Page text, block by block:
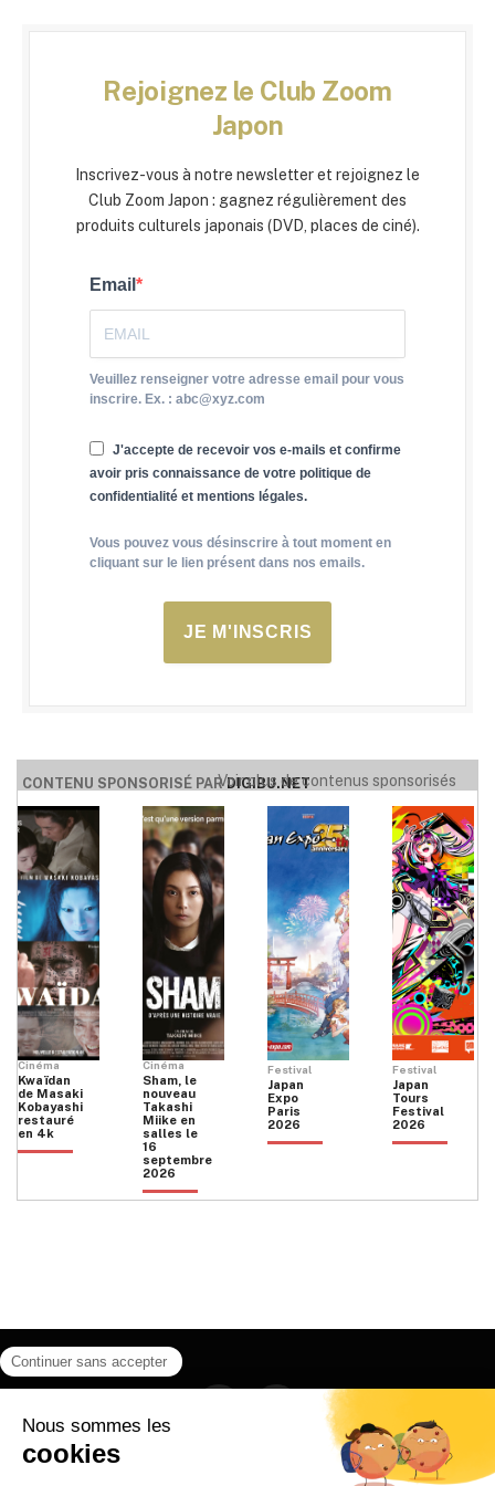
Rejoignez le Club Zoom
Japon
Inscrivez-vous à notre newsletter et rejoignez le
Club Zoom Japon : gagnez régulièrement des
produits culturels japonais (DVD, places de ciné).
Email
Veuillez renseigner votre adresse email pour vous
inscrire. Ex. : abc@xyz.com
J'accepte de recevoir vos e-mails et confirme
avoir pris connaissance de votre politique de
confidentialité et mentions légales.
Vous pouvez vous désinscrire à tout moment en
cliquant sur le lien présent dans nos emails.
JE M'INSCRIS
CONTENU SPONSORISÉ PARDIGIBU.NET
Voir plus de contenus sponsorisés
Cinéma
Kwaïdan
de Masaki
Kobayashi
restauré
en 4k
Cinéma
Sham, le
nouveau
Takashi
Miike en
salles le
16
septembre
2026
Festival
Japan
Expo
Paris
2026
Festival
Japan
Tours
Festival
2026
Instagram
CONTACT